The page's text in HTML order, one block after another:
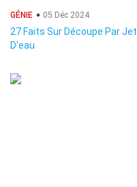
GÉNIE 05 Déc 2024
27 Faits Sur Découpe Par Jet
D'eau